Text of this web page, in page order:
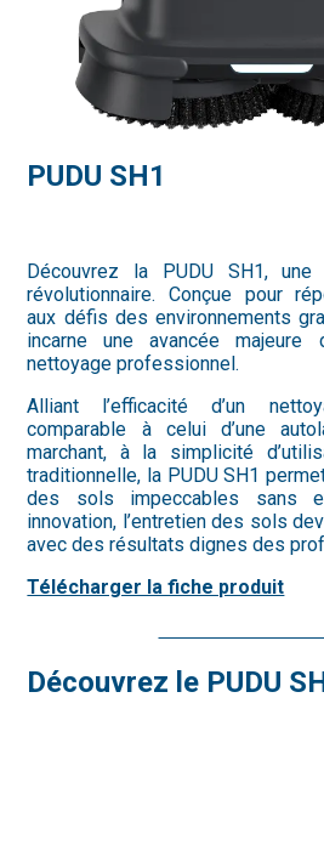
PUDU SH1
Découvrez la PUDU SH1, une
révolutionnaire. Conçue pour
aux défis des environnements
incarne une avancée
nettoyage professionnel.
Alliant l’efficacité d’un
comparable à celui d’une
marchant, à la simplicité
traditionnelle, la PUDU SH1
des sols impeccables sans
innovation, l’entretien des sols
avec des résultats dignes des
Télécharger la fiche produit
Découvrez le PUDU